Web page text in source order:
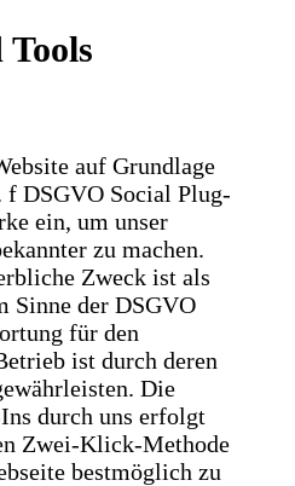
auf Grundlage
f DSGVO Social Plug-
ein, um unser
zu machen.
Zweck ist als
Sinne der DSGVO
für den
ist durch deren
Die
durch uns erfolgt
Zwei-Klick-Methode
bestmöglich zu